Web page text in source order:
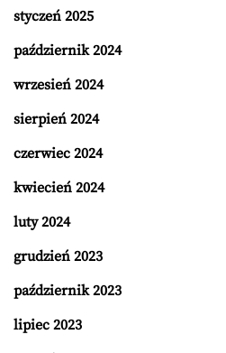
styczeń 2025
październik 2024
wrzesień 2024
sierpień 2024
czerwiec 2024
kwiecień 2024
luty 2024
grudzień 2023
październik 2023
lipiec 2023